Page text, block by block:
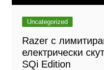
Uncategorized
Razer с
електрически
SQi Edition